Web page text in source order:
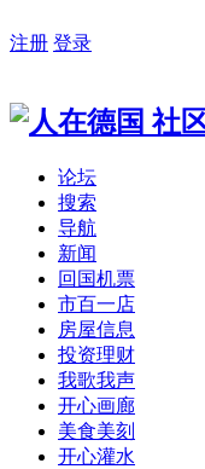
注册 登录
论坛
搜索
导航
新闻
回国机票
市百一店
房屋信息
投资理财
我歌我声
开心画廊
美食美刻
开心灌水